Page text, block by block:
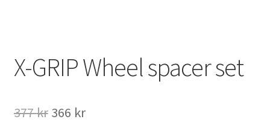
Kläder
X-GRIP Wheel spacer set
377kr Det
366 krDet